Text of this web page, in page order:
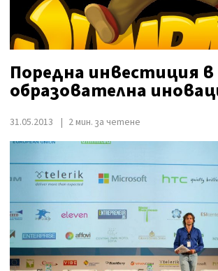
Поредна инвестиция в
образователна
31.05.2013 2 мин. за четене